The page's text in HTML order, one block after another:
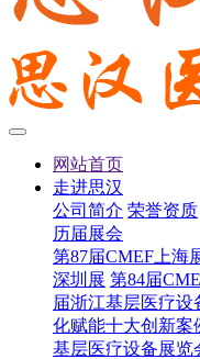
网站首页
走进思汉
公司简介 荣誉资质
历届展会
第87届CMEF上海
深圳展 第84届
届浙江基层医疗设
化赋能十大创新案
基层医疗设备展览